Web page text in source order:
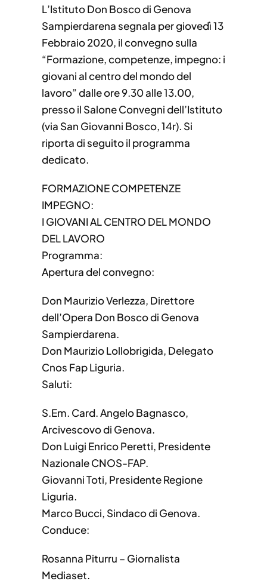
L’Istituto Don Bosco di Genova
Sampierdarena segnala per giovedì 13
Febbraio 2020, il convegno sulla
“Formazione, competenze, impegno: i
giovani al centro del mondo del
lavoro” dalle ore 9.30 alle 13.00,
presso il Salone Convegni dell’Istituto
(via San Giovanni Bosco, 14r). Si
riporta di seguito il programma
dedicato.
FORMAZIONE COMPETENZE
IMPEGNO:
I GIOVANI AL CENTRO DEL MONDO
DEL LAVORO
Programma:
Apertura del convegno:
Don Maurizio Verlezza, Direttore
dell’Opera Don Bosco di Genova
Sampierdarena.
Don Maurizio Lollobrigida, Delegato
Cnos Fap Liguria.
Saluti:
S.Em. Card. Angelo Bagnasco,
Arcivescovo di Genova.
Don Luigi Enrico Peretti, Presidente
Nazionale CNOS-FAP.
Giovanni Toti, Presidente Regione
Liguria.
Marco Bucci, Sindaco di Genova.
Conduce:
Rosanna Piturru – Giornalista
Mediaset.